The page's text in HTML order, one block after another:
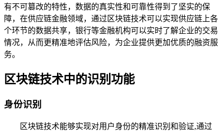
有不可篡改的特性，数据的真实性和可靠性得到了坚实的保
障，在供应链金融领域，通过区块链技术可以实现供应链上各
个环节的数据共享，银行等金融机构可以实时了解企业的交易
情况，从而更精准地评估风险，为企业提供更加优质的融资服
务。
区块链技术中的识别功能
身份识别
区块链技术能够实现对用户身份的精准识别和验证,通过